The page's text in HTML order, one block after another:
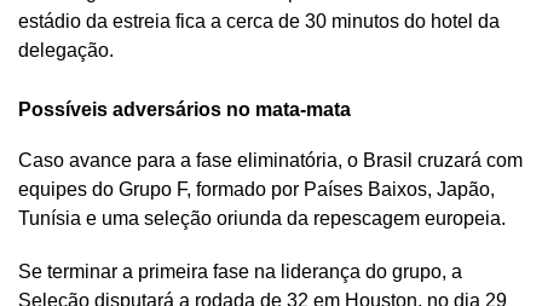
estádio da estreia fica a cerca de 30 minutos do hotel da
delegação.
Possíveis adversários no mata-mata
Caso avance para a fase eliminatória, o Brasil cruzará com
equipes do Grupo F, formado por Países Baixos, Japão,
Tunísia e uma seleção oriunda da repescagem europeia.
Se terminar a primeira fase na liderança do grupo, a
Seleção disputará a rodada de 32 em Houston, no dia 29